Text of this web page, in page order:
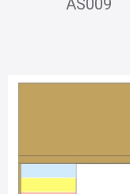
AS009